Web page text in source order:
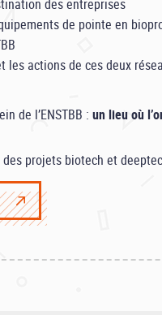
des entreprises
de pointe en
les actions de ces deux
de l’ENSTBB : un lieu où
projets biotech et